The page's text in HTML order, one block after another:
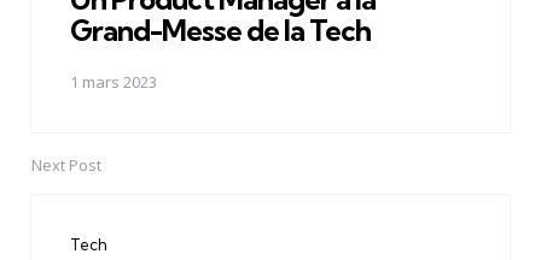
Grand-Messe de la Tech
1 mars 2023
Next Post
Tech